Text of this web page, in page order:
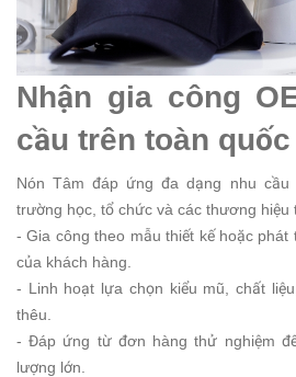
Nhận gia công
cầu trên toàn quốc
Nón Tâm đáp ứng đa dạng nhu cầu
trường học, tổ chức và các thương hiệu
- Gia công theo mẫu thiết kế hoặc
của khách hàng.
- Linh hoạt lựa chọn kiểu mũ, chất
thêu.
- Đáp ứng từ đơn hàng thử nghiệm
lượng lớn.